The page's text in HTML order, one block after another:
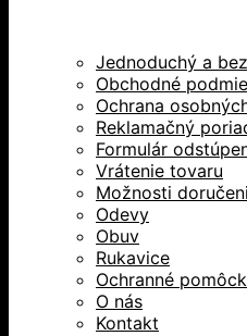
Jednoduchý a
Obchodné
Ochrana
Reklamačný
Formulár
Vrátenie tovaru
Možnosti
Odevy
Obuv
Rukavice
Ochranné
O nás
Kontakt